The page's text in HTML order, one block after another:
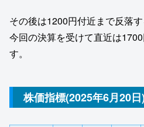
その後は1200円付近まで反落す
今回の決算を受けて直近は
す。
株価指標(2025年6月20